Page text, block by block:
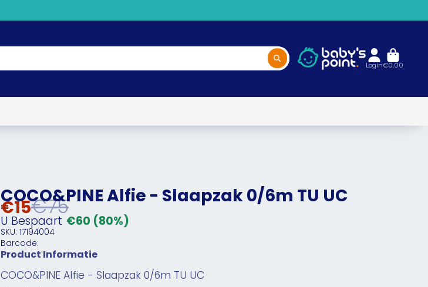
Login€0,00
COCO&PINE Alfie - Slaapzak 0/6m TU UC
€15€75
U Bespaart €60 (80%)
SKU: 17194004
Barcode:
Product Informatie
COCO&PINE Alfie - Slaapzak 0/6m TU UC